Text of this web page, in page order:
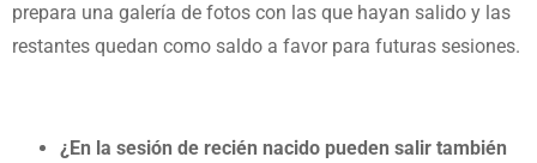
prepara una galería de fotos con las que hayan salido y las
restantes quedan como saldo a favor para futuras sesiones.
¿En la sesión de recién nacido pueden salir también